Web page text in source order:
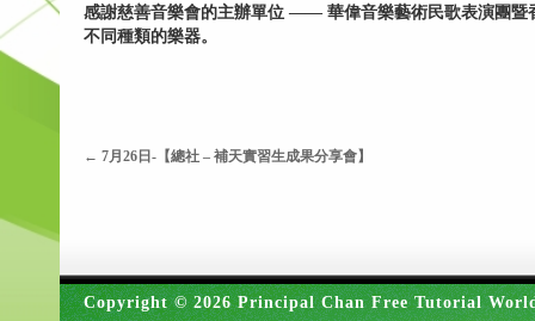
感謝慈善音樂會的主辦單位 —— 華偉音樂藝術民歌表演團暨
不同種類的樂器。
← 7月26日-【總社 – 補天實習生成果分享會】
Copyright © 2026 Principal Chan Free Tutorial